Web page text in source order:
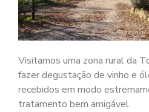
Visitamos uma zona rural da
fazer degustação de vinho e
recebidos em modo
tratamento bem amigável.